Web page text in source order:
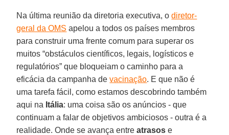
Na última reunião da diretoria executiva, odiretor-
geral da OMS apelou a todos os países membros
para construir uma frente comum para superar os
muitos “obstáculos científicos, legais, logísticos e
regulatórios” que bloqueiam o caminho para a
eficácia da campanha devacinação. E que não é
uma tarefa fácil, como estamos descobrindo também
aqui na Itália: uma coisa são os anúncios - que
continuam a falar de objetivos ambiciosos - outra é a
realidade. Onde se avança entreatrasos e